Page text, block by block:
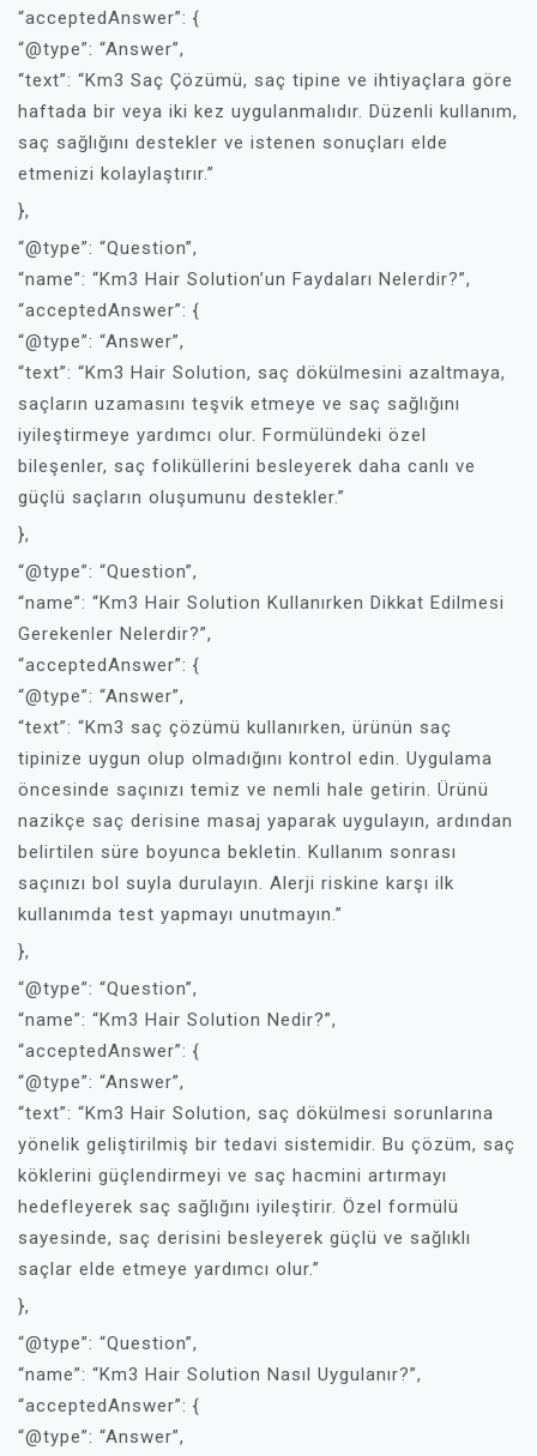
“acceptedAnswer”: {
“@type”: “Answer”,
“text”: “Km3 Saç Çözümü, saç tipine ve ihtiyaçlara göre
haftada bir veya iki kez uygulanmalıdır. Düzenli kullanım,
saç sağlığını destekler ve istenen sonuçları elde
etmenizi kolaylaştırır.”
},
“@type”: “Question”,
“name”: “Km3 Hair Solution’un Faydaları Nelerdir?”,
“acceptedAnswer”: {
“@type”: “Answer”,
“text”: “Km3 Hair Solution, saç dökülmesini azaltmaya,
saçların uzamasını teşvik etmeye ve saç sağlığını
iyileştirmeye yardımcı olur. Formülündeki özel
bileşenler, saç foliküllerini besleyerek daha canlı ve
güçlü saçların oluşumunu destekler.”
},
“@type”: “Question”,
“name”: “Km3 Hair Solution Kullanırken Dikkat Edilmesi
Gerekenler Nelerdir?”,
“acceptedAnswer”: {
“@type”: “Answer”,
“text”: “Km3 saç çözümü kullanırken, ürünün saç
tipinize uygun olup olmadığını kontrol edin. Uygulama
öncesinde saçınızı temiz ve nemli hale getirin. Ürünü
nazikçe saç derisine masaj yaparak uygulayın, ardından
belirtilen süre boyunca bekletin. Kullanım sonrası
saçınızı bol suyla durulayın. Alerji riskine karşı ilk
kullanımda test yapmayı unutmayın.”
},
“@type”: “Question”,
“name”: “Km3 Hair Solution Nedir?”,
“acceptedAnswer”: {
“@type”: “Answer”,
“text”: “Km3 Hair Solution, saç dökülmesi sorunlarına
yönelik geliştirilmiş bir tedavi sistemidir. Bu çözüm, saç
köklerini güçlendirmeyi ve saç hacmini artırmayı
hedefleyerek saç sağlığını iyileştirir. Özel formülü
sayesinde, saç derisini besleyerek güçlü ve sağlıklı
saçlar elde etmeye yardımcı olur.”
},
“@type”: “Question”,
“name”: “Km3 Hair Solution Nasıl Uygulanır?”,
“acceptedAnswer”: {
“@type”: “Answer”,